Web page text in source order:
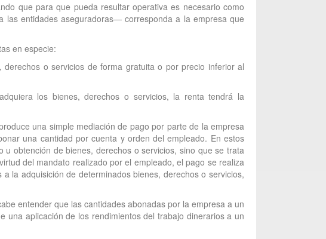
que para que pueda resultar operativa es necesario como
entidades aseguradoras— corresponda a la empresa que
en especie:
o servicios de forma gratuita o por precio inferior al
los bienes, derechos o servicios, la renta tendrá la
una simple mediación de pago por parte de la empresa
una cantidad por cuenta y orden del empleado. En estos
obtención de bienes, derechos o servicios, sino que se trata
del mandato realizado por el empleado, el pago se realiza
la adquisición de determinados bienes, derechos o servicios,
entender que las cantidades abonadas por la empresa a un
una aplicación de los rendimientos del trabajo dinerarios a un